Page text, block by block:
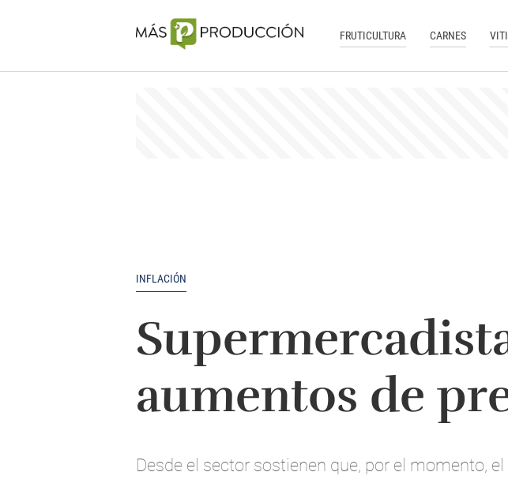
FRUTICULTURA CARNES
INFLACIÓN
aumentos de
Desde el sector sostienen que, por el momento,